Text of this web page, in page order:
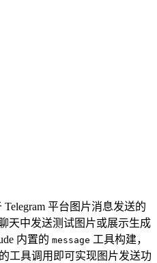
Telegram 平台图片消息发送的
天中发送测试图片或展示生成
内置的 message 工具构建，
工具调用即可实现图片发送功